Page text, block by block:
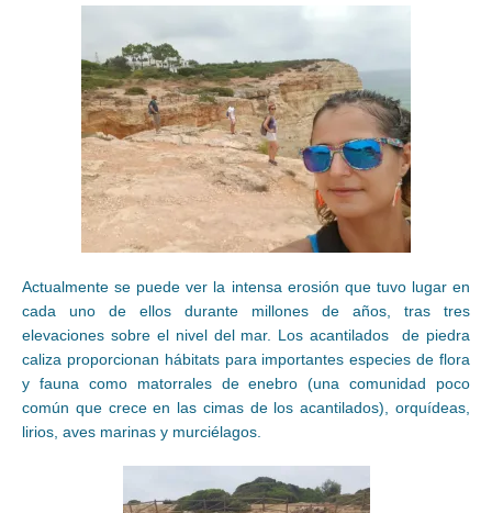
Actualmente se puede ver la intensa erosión que tuvo lugar en
cada uno de ellos durante millones de años, tras tres
elevaciones sobre el nivel del mar. Los acantilados de piedra
caliza proporcionan hábitats para importantes especies de flora
y fauna como matorrales de enebro (una comunidad poco
común que crece en las cimas de los acantilados), orquídeas,
lirios, aves marinas y murciélagos.